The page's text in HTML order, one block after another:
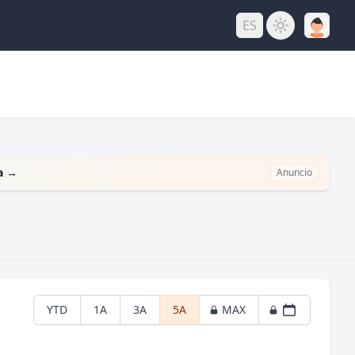
ES
→ Anuncio
YTD 1A 3A 5A MAX